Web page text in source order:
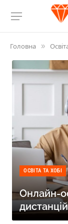
Головна »
ОСВІТА ТА ХОБІ
Онлайн-